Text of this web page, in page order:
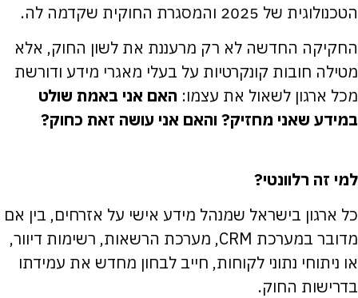
הטכנולוגית של 2025 והמסגרת החוקית שקדמה לה.
החקיקה החדשה לא רק מרעננת את לשון החוק, אלא
מטילה חובות קונקרטיות על בעלי מאגרי מידע ודורשת
מכל ארגון לשאול את עצמו: האם אני באמת שולט
במידע שאני מחזיק? והאם אני עושה זאת כחוק?
למי זה רלוונטי?
כל ארגון בישראל שמנהל מידע אישי על אזרחים, בין אם
מדובר במערכת CRM, מערכת הרשאות, רשימות דיוור,
או ניתוחי נתוני לקוחות, חייב לבחון מחדש את עמידתו
בדרישות החוק.